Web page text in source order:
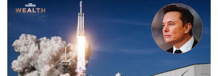
TAGS: SpaceX Starship